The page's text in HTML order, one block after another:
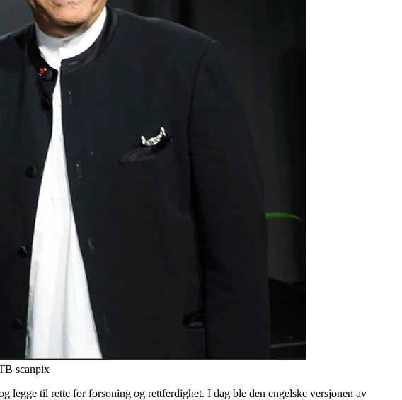
scanpix
legge til rette for forsoning og rettferdighet. I dag ble den engelske versjonen av